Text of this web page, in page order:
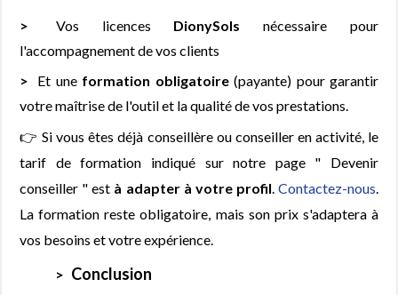
Vos licences DionySols nécessaire pour
l'accompagnement de vos clients
Et une formation obligatoire(payante) pour garantir
votre maîtrise de l'outil et la qualité de vos prestations.
👉 Si vous êtes déjà conseillère ou conseiller en activité, le
tarif de formation indiqué sur notre page " Devenir
conseiller " est à adapter à votre profil Contactez-nous
La formation reste obligatoire, mais son prix s'adaptera à
vos besoins et votre expérience.
Conclusion